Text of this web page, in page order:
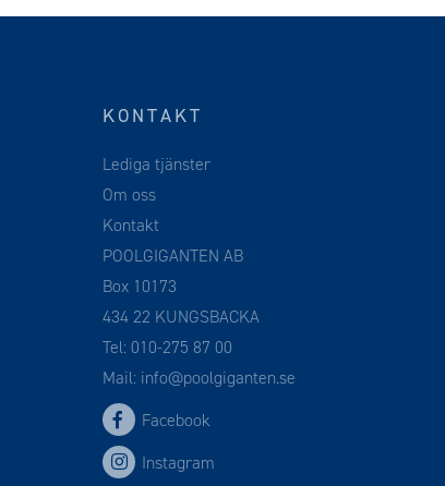
KONTAKT
Lediga tjänster
Om oss
Kontakt
POOLGIGANTEN AB
Box 10173
434 22 KUNGSBACKA
Tel: 010-275 87 00
Mail: info@poolgiganten.se
Facebook
Instagram